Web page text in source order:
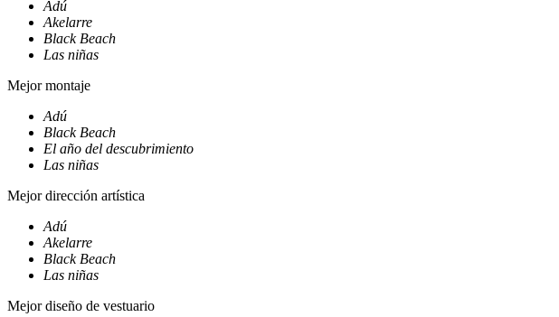
Adú
Akelarre
Black Beach
Las niñas
Mejor montaje
Adú
Black Beach
El año del descubrimiento
Las niñas
Mejor dirección artística
Adú
Akelarre
Black Beach
Las niñas
Mejor diseño de vestuario